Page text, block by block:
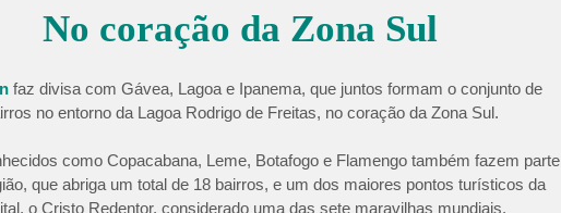
No coração da Zona Sul
faz divisa com Gávea, Lagoa e Ipanema, que juntos formam o conjunto de
no entorno da Lagoa Rodrigo de Freitas, no coração da Zona Sul.
como Copacabana, Leme, Botafogo e Flamengo também fazem parte
que abriga um total de 18 bairros, e um dos maiores pontos turísticos da
o Cristo Redentor, considerado uma das sete maravilhas mundiais.